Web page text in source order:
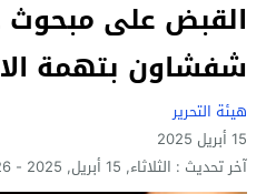
القبض على
شفشاون بتهمة
هيئة التحرير
15 أبريل 2025
آخر تحديث : الثلاثاء, 15 أبريل, 2025 - 11:26 مساءً